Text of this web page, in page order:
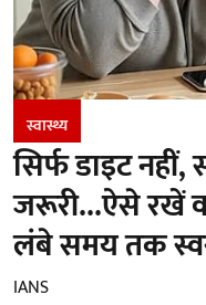
स्वास्थ्य
सिर्फ डाइट
जरूरी...ऐसे रखें
लंबे समय तक
IANS